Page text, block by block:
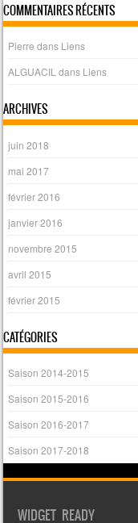
COMMENTAIRES RÉCENTS
Pierre dans Liens
ALGUACIL dans Liens
ARCHIVES
juin 2018
mai 2017
février 2016
janvier 2016
novembre 2015
avril 2015
février 2015
CATÉGORIES
Saison 2014-2015
Saison 2015-2016
Saison 2016-2017
Saison 2017-2018
WIDGET READY